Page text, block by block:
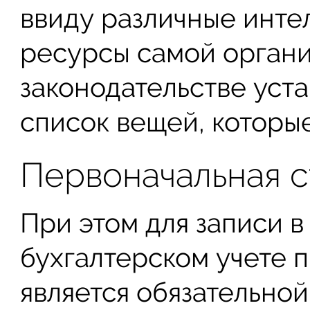
ввиду различные
ресурсы самой
законодательстве
список вещей,
Первоначальная
При этом для записи
бухгалтерском учете
является